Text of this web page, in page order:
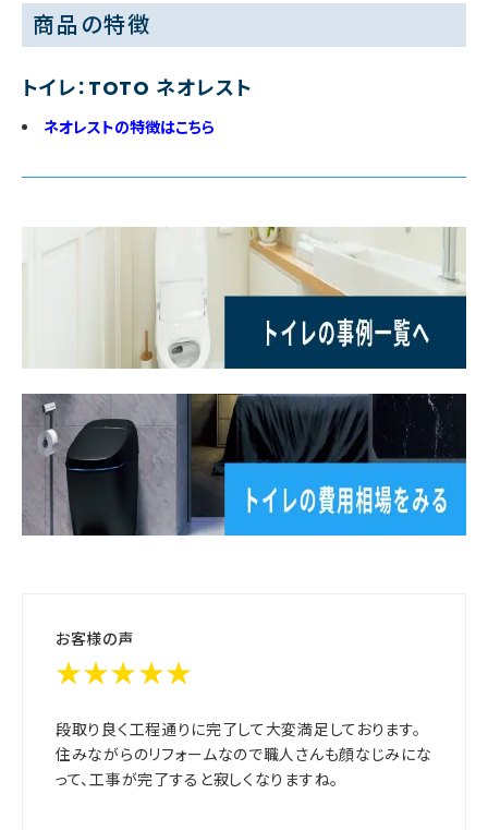
商品の特徴
トイレ：TOTO ネオレスト
ネオレストの特徴はこちら
お客様の声
★★★★★
段取り良く工程通りに完了して大変満足しております。
住みながらのリフォームなので職人さんも顔なじみにな
って、工事が完了すると寂しくなりますね。